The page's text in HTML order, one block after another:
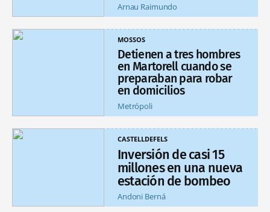
Arnau Raimundo
MOSSOS
Detienen a tres hombres
en Martorell cuando se
preparaban para robar
en domicilios
Metrópoli
CASTELLDEFELS
Inversión de casi 15
millones en una nueva
estación de bombeo
Andoni Berná